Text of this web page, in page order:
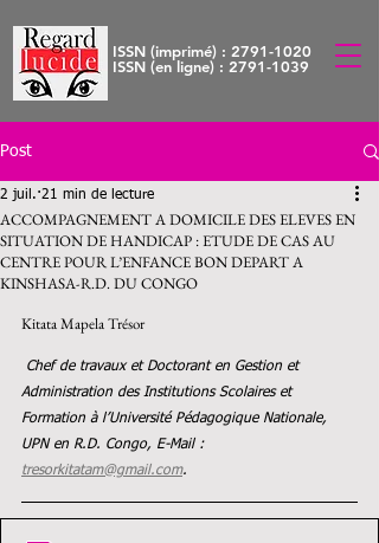
ISSN (en ligne) : 2791-1039
ISSN (imprimé) : 2791-1020
Post
ACCOMPAGNEMENT A DOMICILE DES ELEVES EN
SITUATION DE HANDICAP : ETUDE DE CAS AU
CENTRE POUR L’ENFANCE BON DEPART A
KINSHASA-R.D. DU CONGO
2 juil. 21 min de lecture
Kitata Mapela Trésor
Chef de travaux et Doctorant en Gestion et
Administration des Institutions Scolaires et
Formation à l’Université Pédagogique Nationale,
UPN en R.D. Congo, E-Mail :
tresorkitatam@gmail.com.